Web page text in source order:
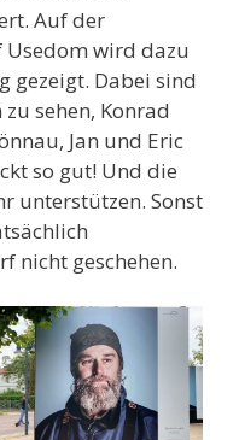
Auf der
Usedom wird dazu
gezeigt. Dabei sind
sehen, Konrad
Jan und Eric
so gut! Und die
unterstützen. Sonst
nicht geschehen.